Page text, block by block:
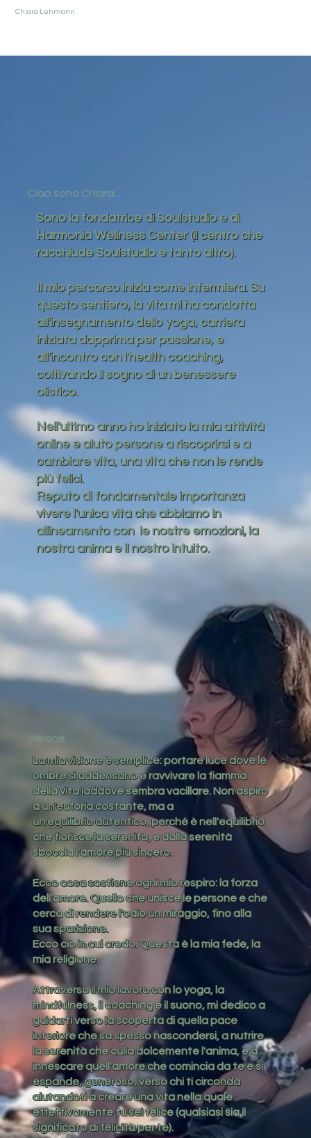
Chiara Lehmann
Ciao sono Chiara ...
Sono la fondatrice di Soulstudio e di
Harmonia Wellness Center (il centro che
racchiude Soulstudio e tanto altro).
Il mio percorso inizia come infermiera. Su
questo sentiero, la vita mi ha condotta
all'insegnamento dello yoga, carriera
iniziata dapprima per passione, e
all'incontro con l'health coaching,
coltivando il sogno di un benessere
olistico.
Nell'ultimo anno ho iniziato la mia attività
online e aiuto persone a riscoprirsi e a
cambiare vita, una vita che non le rende
più felici.
Reputo di fondamentale importanza
vivere l'unica vita che abbiamo in
allineamento con le nostre emozioni, la
nostra anima e il nostro intuito.
Visione
La mia visione è semplice: portare luce dove le
ombre si addensano e ravvivare la fiamma
della vita laddove sembra vacillare. Non aspiro
a un'euforia costante, ma a
un equilibrio autentico, perché è nell'equilibrio
che fiorisce la serenità, e dalla serenità
sboccia l'amore più sincero.
Ecco cosa sostiene ogni mio respiro: la forza
dell'amore. Quello che unisce le persone e che
cerca di rendere l'odio un miraggio, fino alla
sua sparizione.
Ecco ciò in cui credo. Questa è la mia fede, la
mia religione.
Attraverso il mio lavoro con lo yoga, la
mindfulness, il coaching e il suono, mi dedico a
guidarti verso la scoperta di quella pace
interiore che sa spesso nascondersi, a nutrire
la serenità che culla dolcemente l'anima, e a
innescare quell'amore che comincia da te e si
espande, generoso, verso chi ti circonda
aiutandoti a creare una vita nella quale
effettivamente tu sei felice (qualsiasi sia il
significato di felicità per te).